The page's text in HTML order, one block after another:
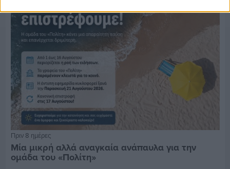
Πριν 8 ημέρες
Μία μικρή αλλά αναγκαία ανάπαυλα για την
ομάδα του «Πολίτη»